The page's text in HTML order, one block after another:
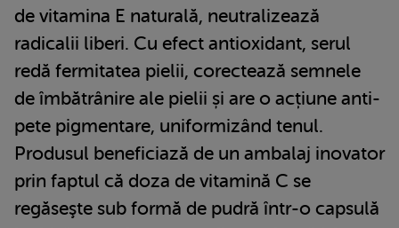
de vitamina E naturală, neutralizează
radicalii liberi. Cu efect antioxidant, serul
redă fermitatea pielii, corectează semnele
de îmbătrânire ale pielii și are o acțiune anti-
pete pigmentare, uniformizând tenul.
Produsul beneficiază de un ambalaj inovator
prin faptul că doza de vitamină C se
regăseşte sub formă de pudră într-o capsulă